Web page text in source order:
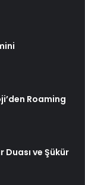
Roaming
Duası ve Şükür